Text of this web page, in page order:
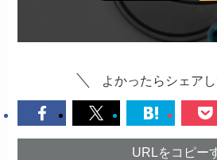
よかったらシェアし
URLをコピー